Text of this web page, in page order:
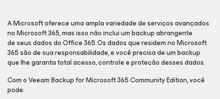
A Microsoft oferece uma ampla variedade de serviços avançados
no Microsoft 365, mas isso não inclui um backup abrangente
de seus dados do Office 365. Os dados que residem no Microsoft
365 são de sua responsabilidade, e você precisa de um backup
que lhe garanta total acesso, controle e proteção desses dados.
Com o Veeam Backupfor Microsoft 365Community Edition, você
pode: